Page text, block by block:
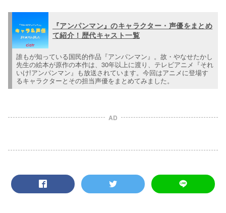
『アンパンマン』のキャラクター・声優をまとめ
て紹介！歴代キャスト一覧
誰もが知っている国民的作品『アンパンマン』。故・やなせたかし
先生の絵本が原作の本作は、30年以上に渡り、テレビアニメ『それ
いけ!アンパンマン』も放送されています。今回はアニメに登場す
るキャラクターとその担当声優をまとめてみました。
AD